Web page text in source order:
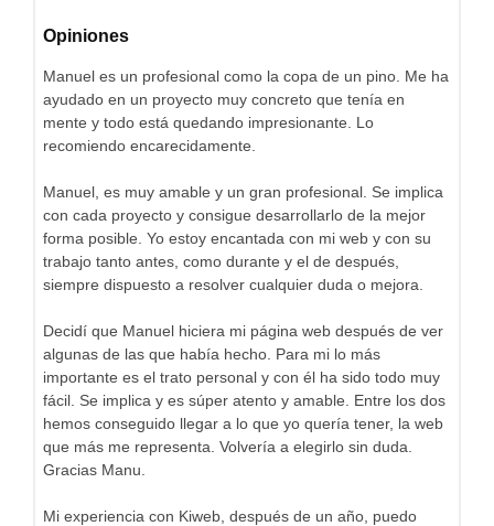
Opiniones
Manuel es un profesional como la copa de un pino. Me ha
ayudado en un proyecto muy concreto que tenía en
mente y todo está quedando impresionante. Lo
recomiendo encarecidamente.
Manuel, es muy amable y un gran profesional. Se implica
con cada proyecto y consigue desarrollarlo de la mejor
forma posible. Yo estoy encantada con mi web y con su
trabajo tanto antes, como durante y el de después,
siempre dispuesto a resolver cualquier duda o mejora.
Decidí que Manuel hiciera mi página web después de ver
algunas de las que había hecho. Para mi lo más
importante es el trato personal y con él ha sido todo muy
fácil. Se implica y es súper atento y amable. Entre los dos
hemos conseguido llegar a lo que yo quería tener, la web
que más me representa. Volvería a elegirlo sin duda.
Gracias Manu.
Mi experiencia con Kiweb, después de un año, puedo